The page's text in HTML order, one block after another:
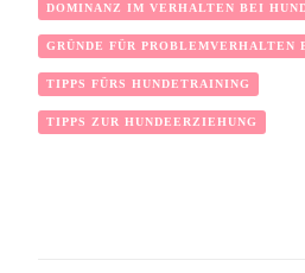
DOMINANZ IM VERHALTEN BEI
GRÜNDE FÜR PROBLEMVERHALTEN
TIPPS FÜRS HUNDETRAINING
TIPPS ZUR HUNDEERZIEHUNG